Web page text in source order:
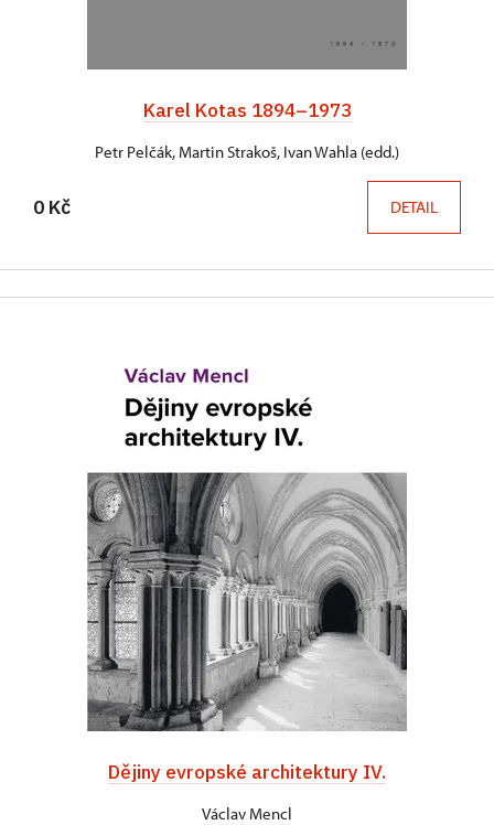
Karel Kotas 1894–1973
Petr Pelčák, Martin Strakoš, Ivan Wahla (edd.)
0 Kč DETAIL
Dějiny evropské architektury IV.
Václav Mencl